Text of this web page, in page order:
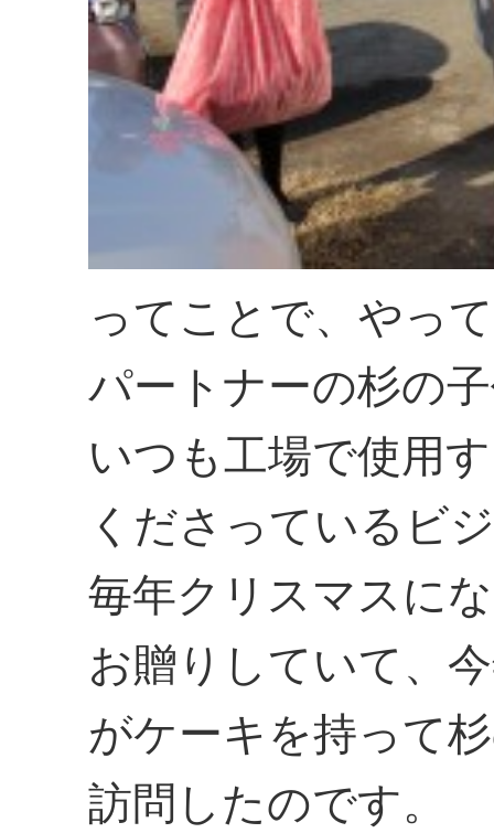
ってことで、やっ
パートナーの杉の
いつも工場で使用
くださっているビ
毎年クリスマスに
お贈りしていて、
がケーキを持って
訪問したのです。